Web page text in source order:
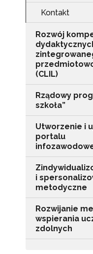
Kontakt
Rozwój
(CLIL)
Rządowy
szkoła”
Utworzenie i
portalu
i
metodyczne
Rozwijanie
wspierania
zdolnych